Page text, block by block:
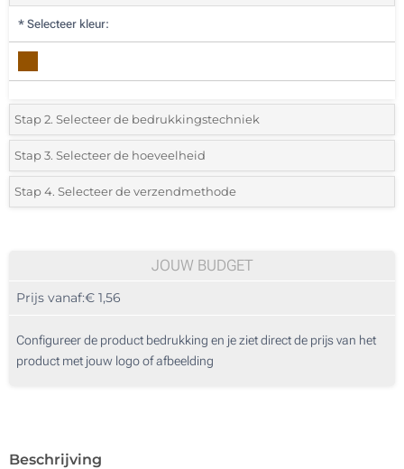
* Selecteer kleur:
Stap 2. Selecteer de bedrukkingstechniek
*Selecteer de bedrukking en kleuren van het logo:
1 Kleur (Voorzijde)
Lasergravering (Voorkant)
Stap 3. Selecteer de hoeveelheid
*Selecteer uit de lijst of voeg het gewenste aantal in
140
700
Stap 4. Selecteer de verzendmethode
JOUW BUDGET
Prijs vanaf:€ 1,56
Configureer de product bedrukking en je ziet direct de prijs van het
product met jouw logo of afbeelding
Beschrijving